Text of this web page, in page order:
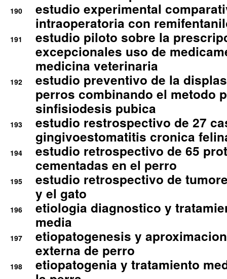
190
estudio experimental
intraoperatoria con
191
estudio piloto sobre la
excepcionales uso de
medicina veterinaria
192
estudio preventivo de la
perros combinando el metodo
sinfisiodesis pubica
193
estudio restrospectivo de 27
gingivoestomatitis cronica
194
estudio retrospectivo de 65
cementadas en el perro
195
estudio retrospectivo de
y el gato
196
etiologia diagnostico y
media
197
etiopatogenesis y
externa de perro
198
etiopatogenia y tratamiento